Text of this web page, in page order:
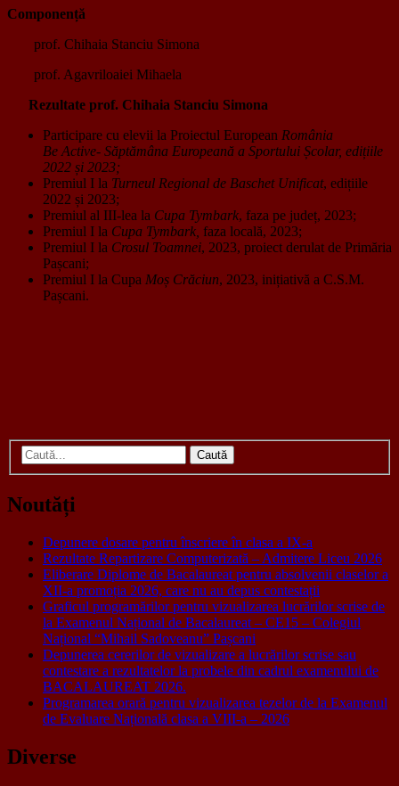
Componență
prof. Chihaia Stanciu Simona
prof. Agavriloaiei Mihaela
Rezultate prof. Chihaia Stanciu Simona
Participare cu elevii la Proiectul European România
Be Active- Săptămâna Europeană a Sportului Școlar, edițiile
2022 și 2023;
Premiul I la Turneul Regional de Baschet Unificat, edițiile
2022 și 2023;
Premiul al III-lea la Cupa Tymbark, faza pe județ, 2023;
Premiul I la Cupa Tymbark, faza locală, 2023;
Premiul I la Crosul Toamnei, 2023, proiect derulat de Primăria
Pașcani;
Premiul I la Cupa Moș Crăciun, 2023, inițiativă a C.S.M.
Pașcani.
Caută
după:
Noutăți
Depunere dosare pentru înscriere în clasa a IX-a
Rezultate Repartizare Computerizată – Admitere Liceu 2026
Eliberare Diplome de Bacalaureat pentru absolvenii claselor a
XII-a promoția 2026, care nu au depus contestații
Graficul programărilor pentru vizualizarea lucrărilor scrise de
la Examenul Național de Bacalaureat – CE15 – Colegiul
Național “Mihail Sadoveanu” Pașcani
Depunerea cererilor de vizualizare a lucrărilor scrise sau
contestare a rezultatelor la probele din cadrul examenului de
BACALAUREAT 2026.
Programarea orară pentru vizualizarea tezelor de la Examenul
de Evaluare Națională clasa a VIII-a – 2026
Diverse